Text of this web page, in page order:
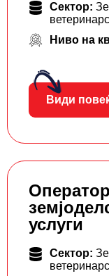
Сектор:
Ниво на
Види
услуги
Сектор: